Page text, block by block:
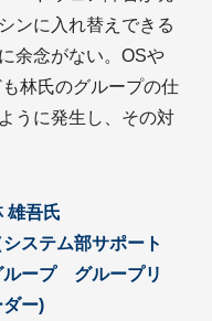
ンに入れ替えできる
余念がない。OSや
林氏のグループの仕
うに発生し、その対
雄吾氏
システム部サポート
ループ グループリ
ダー)